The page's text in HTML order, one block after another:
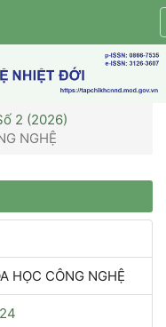
2 (2026)
NGHỆ
HỌC CÔNG NGHỆ